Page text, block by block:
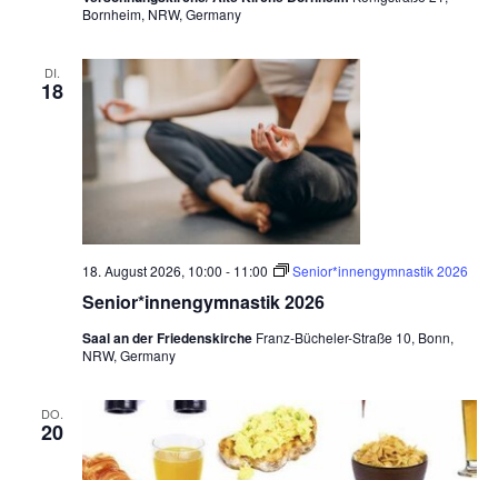
Bornheim, NRW, Germany
DI.
18
Senior*innengymnastik 2026
18. August 2026, 10:00 - 11:00 Senior*innengymnastik 2026
Saal an der Friedenskirche Franz-Bücheler-Straße 10, Bonn,
NRW, Germany
DO.
20